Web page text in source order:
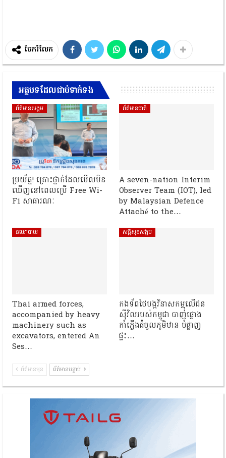
ចែករំលែក
អត្ថបទដែលជាប់ទាក់ទង
ព័ត៍មានសង្គម
ប្រយ័ត្ន! គ្រោះថ្នាក់ដែលមើលមិន
ឃើញនៅពេលប្រើ Free Wi-
Fi សាធារណៈ
ព័ត៌មានជាតិ
A seven-nation Interim
Observer Team (IOT), led
by Malaysian Defence
Attaché to the…
នយោបាយ
Thai armed forces,
accompanied by heavy
machinery such as
excavators, entered An
Ses…
សន្តិសុខសង្គម
កងទ័ពថៃបង្កវិនាសកម្មលើជន
ស៊ីវិលរបស់កម្ពុជា បាញ់ផ្លោង
កាំភ្លើងធំចូលភូមិឋាន បំផ្លាញ
ផ្ទះ…
ព័ត៌មានមុន ព័ត៌មានបន្ទាប់